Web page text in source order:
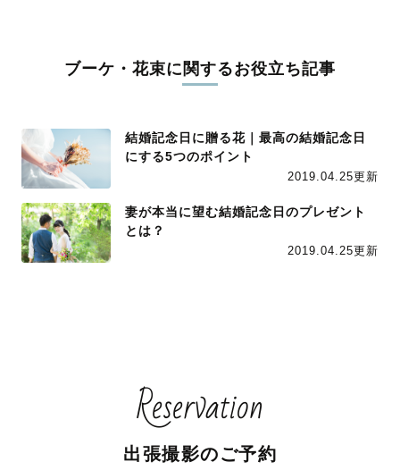
ブーケ・花束に関するお役立ち記事
結婚記念日に贈る花｜最高の結婚記念日
にする5つのポイント
2019.04.25更新
妻が本当に望む結婚記念日のプレゼント
とは？
2019.04.25更新
Reservation
出張撮影のご予約